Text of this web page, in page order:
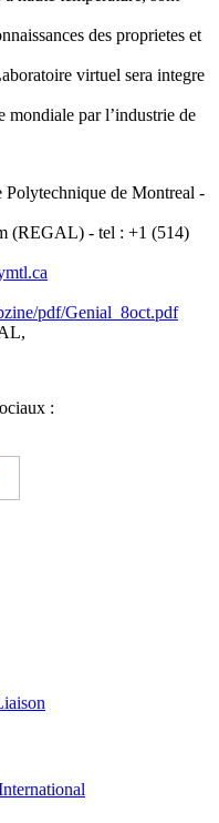
des proprietes et
virtuel sera integre
mondiale par l’industrie de
Polytechnique de Montreal -
(REGAL) - tel : +1 (514)
pdf/Genial_8oct.pdf
: